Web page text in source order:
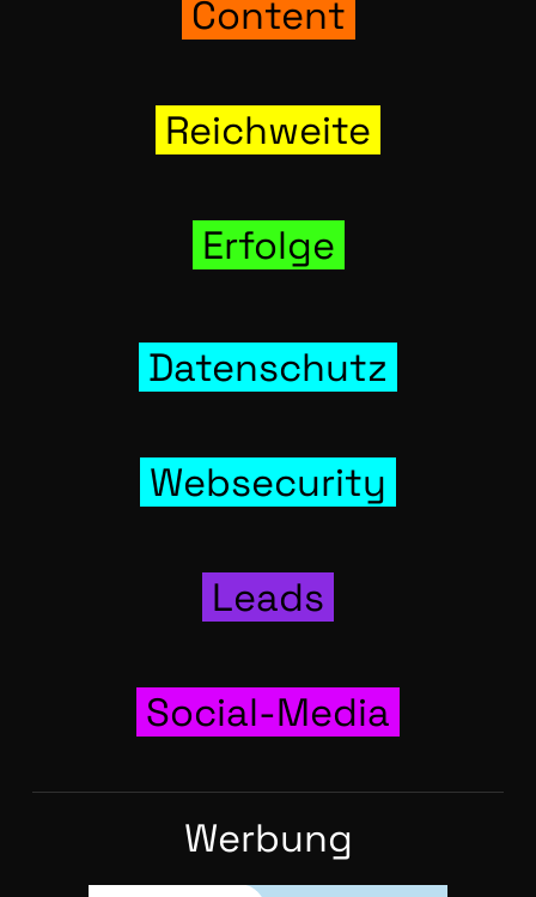
Con­tent
Reich­wei­te
Erfol­ge
Daten­schutz
Web­se­cu­ri­ty
Leads
Social-Media
Wer­bung